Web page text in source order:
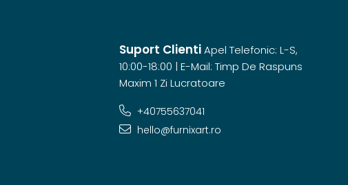
Suport ClientiApel Telefonic: L-S,
10:00-18:00 | E-Mail: Timp De Raspuns
Maxim 1 Zi Lucratoare
+40755637041
hello@furnixart.ro